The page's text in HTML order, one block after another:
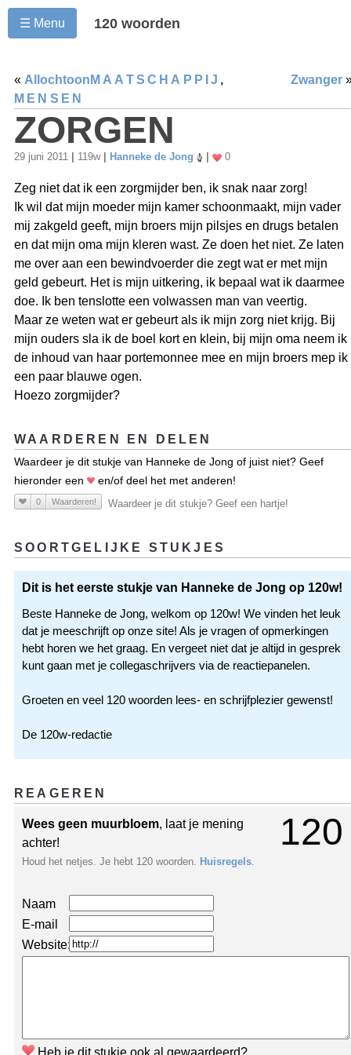
☰ Menu 120 woorden
« Allochtoon Zwanger
MAATSCHAPPIJ ,
MENSEN
ZORGEN
29 juni 2011 119w Hanneke de Jong 0
Zeg niet dat ik een zorgmijder ben, ik snak naar zorg!
Ik wil dat mijn moeder mijn kamer schoonmaakt, mijn vader
mij zakgeld geeft, mijn broers mijn pilsjes en drugs betalen
en dat mijn oma mijn kleren wast. Ze doen het niet. Ze laten
me over aan een bewindvoerder die zegt wat er met mijn
geld gebeurt. Het is mijn uitkering, ik bepaal wat ik daarmee
doe. Ik ben tenslotte een volwassen man van veertig.
Maar ze weten wat er gebeurt als ik mijn zorg niet krijg. Bij
mijn ouders sla ik de boel kort en klein, bij mijn oma neem ik
de inhoud van haar portemonnee mee en mijn broers mep ik
een paar blauwe ogen.
Hoezo zorgmijder?
WAARDEREN EN DELEN
Waardeer je dit stukje van Hanneke de Jong of juist niet? Geef
hieronder een
en/of deel het met anderen!
0 Waarderen! Waardeer je dit stukje? Geef een hartje!
SOORTGELIJKE STUKJES
Dit is het eerste stukje van Hanneke de Jong op 120w!
Beste Hanneke de Jong, welkom op 120w! We vinden het leuk
dat je meeschrijft op onze site! Als je vragen of opmerkingen
hebt horen we het graag. En vergeet niet dat je altijd in gesprek
kunt gaan met je collegaschrijvers via de reactiepanelen.
Groeten en veel 120 woorden lees- en schrijfplezier gewenst!
De 120w-redactie
REAGEREN
120
Wees geen muurbloem, laat je mening
achter!
Houd het netjes. Je hebt 120 woorden. Huisregels
Naam
E-mail
Website:
Heb je dit stukje ook al gewaardeerd?